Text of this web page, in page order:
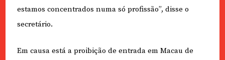
estamos concentrados numa só profissão”, disse o
secretário.
Em causa está a proibição de entrada em Macau de